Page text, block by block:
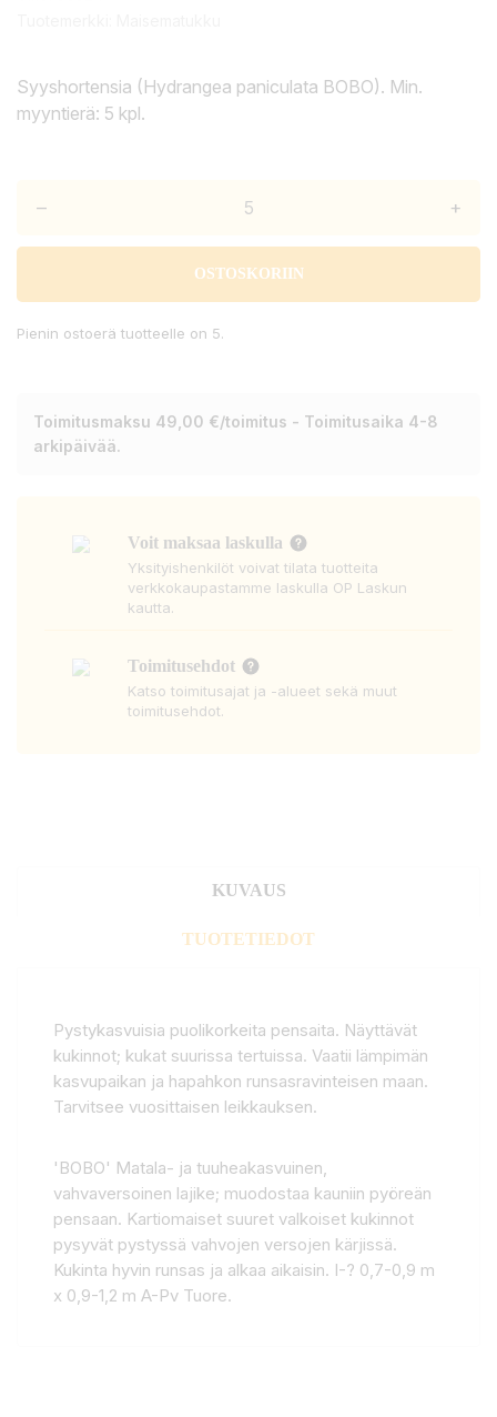
Syyshortensia (Hydrangea paniculata BOBO). Min.
myyntierä: 5 kpl.
– +
OSTOSKORIIN
Pienin ostoerä tuotteelle on 5.
Toimitusmaksu 49,00 €/toimitus - Toimitusaika 4-8
arkipäivää.
Voit maksaa laskulla
Yksityishenkilöt voivat tilata tuotteita
verkkokaupastamme laskulla OP Laskun
kautta.
Toimitusehdot
Katso toimitusajat ja -alueet sekä muut
toimitusehdot.
KUVAUS
TUOTETIEDOT
Pystykasvuisia puolikorkeita pensaita. Näyttävät
kukinnot; kukat suurissa tertuissa. Vaatii lämpimän
kasvupaikan ja hapahkon runsasravinteisen maan.
Tarvitsee vuosittaisen leikkauksen.
'BOBO' Matala- ja tuuheakasvuinen,
vahvaversoinen lajike; muodostaa kauniin pyöreän
pensaan. Kartiomaiset suuret valkoiset kukinnot
pysyvät pystyssä vahvojen versojen kärjissä.
Kukinta hyvin runsas ja alkaa aikaisin. I-? 0,7-0,9 m
x 0,9-1,2 m A-Pv Tuore.